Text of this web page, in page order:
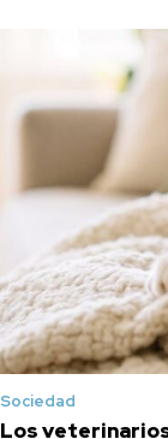
Sociedad
Los